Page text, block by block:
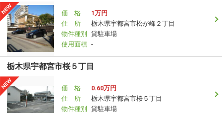
価 格
1万円
住 所
栃木県宇都宮市松が峰２丁目
物件種別
貸駐車場
使用面積 -
栃木県宇都宮市桜５丁目
価 格
0.60万円
住 所
栃木県宇都宮市桜５丁目
物件種別
貸駐車場